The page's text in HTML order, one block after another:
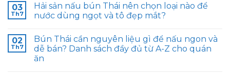
03
Th7
Hải sản nấu bún Thái nên chọn loại nào để
nước dùng ngọt và tô đẹp mắt?
02
Th7
Bún Thái cần nguyên liệu gì để nấu ngon và
dễ bán? Danh sách đầy đủ từ A-Z cho quán
ăn